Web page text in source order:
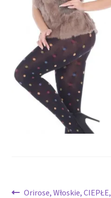
Recenzje
Rozwiń
menu
potomne
Poprzedni
Orirose, Włoskie, CIEPŁE,